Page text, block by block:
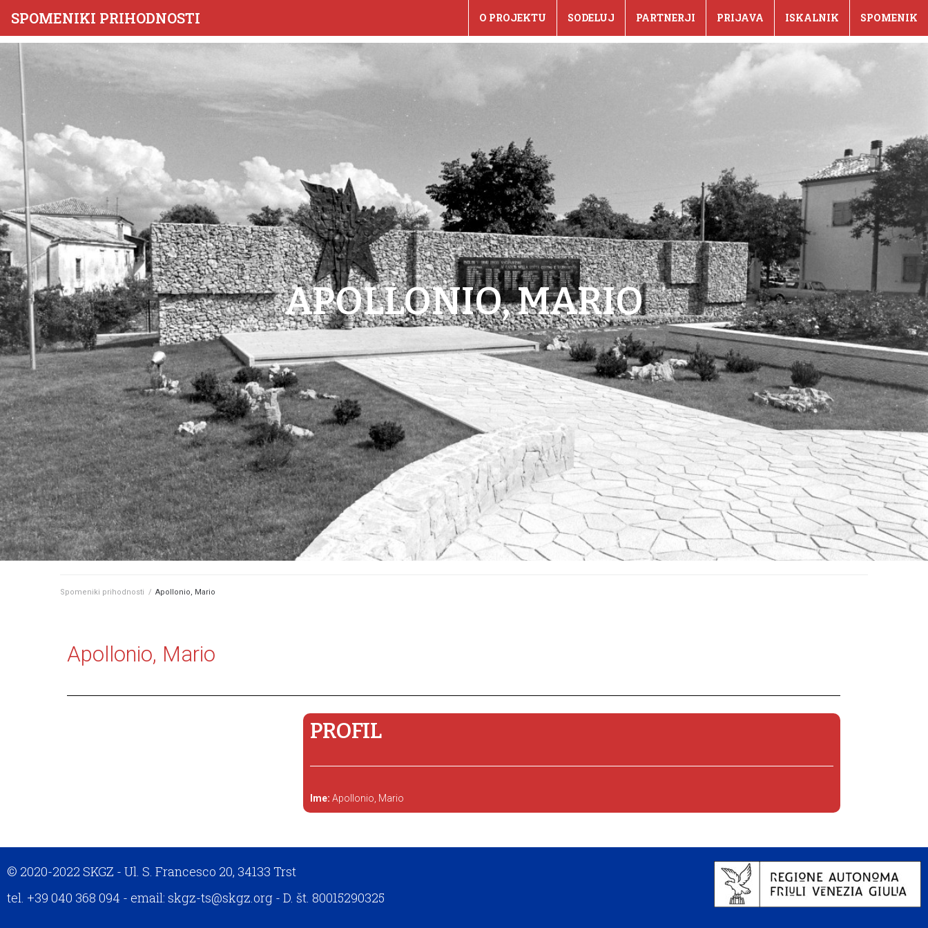
SPOMENIKI PRIHODNOSTI O PROJEKTU SODELUJ PARTNERJI PRIJAVA ISKALNIK SPOMENIK
APOLLONIO, MARIO
Spomeniki prihodnosti / Apollonio, Mario
Apollonio, Mario
PROFIL
Ime: Apollonio, Mario
© 2020-2022 SKGZ - Ul. S. Francesco 20, 34133 Trst
tel. +39 040 368 094 - email: skgz-ts@skgz.org - D. št. 80015290325